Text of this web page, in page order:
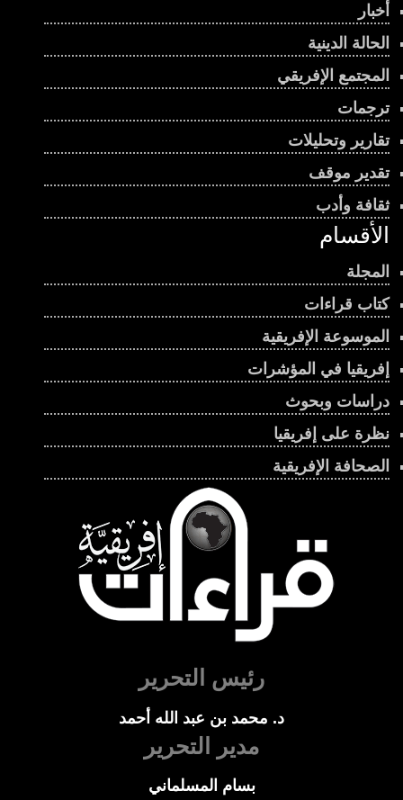
أخبار
الحالة الدينية
المجتمع الإفريقي
ترجمات
تقارير وتحليلات
تقدير موقف
ثقافة وأدب
الأقسام
المجلة
كتاب قراءات
الموسوعة الإفريقية
إفريقيا في المؤشرات
دراسات وبحوث
نظرة على إفريقيا
الصحافة الإفريقية
رئيس التحرير
د. محمد بن عبد الله أحمد
مدير التحرير
بسام المسلماني